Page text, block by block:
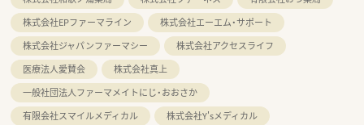
株式会社EPファーマライン
株式会社エーエム・サポート
株式会社ジャパンファーマシー
株式会社アクセスライフ
医療法人愛賛会
株式会社真上
一般社団法人ファーマメイトにじ・おおさか
有限会社スマイルメディカル
株式会社Y'sメディカル